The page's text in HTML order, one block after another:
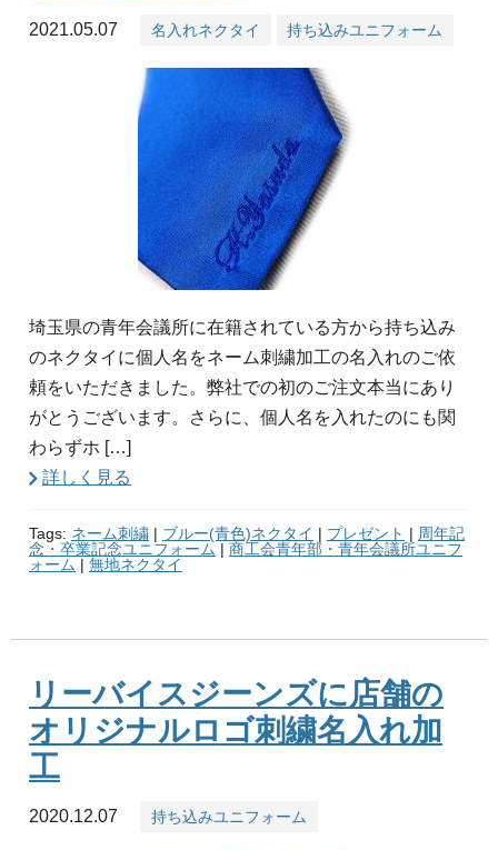
2021.05.07 名入れネクタイ 持ち込みユニフォーム
埼玉県の青年会議所に在籍されている方から持ち込み
のネクタイに個人名をネーム刺繍加工の名入れのご依
頼をいただきました。弊社での初のご注文本当にあり
がとうございます。さらに、個人名を入れたのにも関
わらずホ […]
詳しく見る
Tags: ネーム刺繍 | ブルー(青色)ネクタイ | プレゼント | 周年記
念・卒業記念ユニフォーム | 商工会青年部・青年会議所ユニフ
ォーム | 無地ネクタイ
リーバイスジーンズに店舗の
オリジナルロゴ刺繍名入れ加
工
2020.12.07 持ち込みユニフォーム